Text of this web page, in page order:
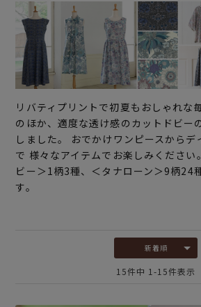
リバティプリントで初夏もおしゃれな
のほか、適度な透け感のカットドビー
しました。 おでかけワンピースからデ
で 様々なアイテムでお楽しみください
ビー＞1柄3種、＜タナローン＞9柄24
す。
新着順
15件中 1 -15件表示